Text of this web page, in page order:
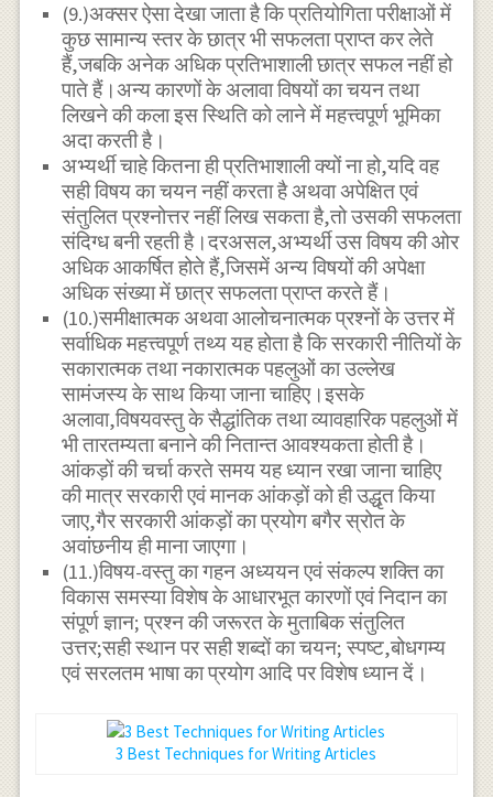
(9.)अक्सर ऐसा देखा जाता है कि प्रतियोगिता परीक्षाओं में
कुछ सामान्य स्तर के छात्र भी सफलता प्राप्त कर लेते
हैं,जबकि अनेक अधिक प्रतिभाशाली छात्र सफल नहीं हो
पाते हैं।अन्य कारणों के अलावा विषयों का चयन तथा
लिखने की कला इस स्थिति को लाने में महत्त्वपूर्ण भूमिका
अदा करती है।
अभ्यर्थी चाहे कितना ही प्रतिभाशाली क्यों ना हो,यदि वह
सही विषय का चयन नहीं करता है अथवा अपेक्षित एवं
संतुलित प्रश्नोत्तर नहीं लिख सकता है,तो उसकी सफलता
संदिग्ध बनी रहती है।दरअसल,अभ्यर्थी उस विषय की ओर
अधिक आकर्षित होते हैं,जिसमें अन्य विषयों की अपेक्षा
अधिक संख्या में छात्र सफलता प्राप्त करते हैं।
(10.)समीक्षात्मक अथवा आलोचनात्मक प्रश्नों के उत्तर में
सर्वाधिक महत्त्वपूर्ण तथ्य यह होता है कि सरकारी नीतियों के
सकारात्मक तथा नकारात्मक पहलुओं का उल्लेख
सामंजस्य के साथ किया जाना चाहिए।इसके
अलावा,विषयवस्तु के सैद्धांतिक तथा व्यावहारिक पहलुओं में
भी तारतम्यता बनाने की नितान्त आवश्यकता होती है।
आंकड़ों की चर्चा करते समय यह ध्यान रखा जाना चाहिए
की मात्र सरकारी एवं मानक आंकड़ों को ही उद्धृत किया
जाए,गैर सरकारी आंकड़ों का प्रयोग बगैर स्रोत के
अवांछनीय ही माना जाएगा।
(11.)विषय-वस्तु का गहन अध्ययन एवं संकल्प शक्ति का
विकास समस्या विशेष के आधारभूत कारणों एवं निदान का
संपूर्ण ज्ञान; प्रश्न की जरूरत के मुताबिक संतुलित
उत्तर;सही स्थान पर सही शब्दों का चयन; स्पष्ट,बोधगम्य
एवं सरलतम भाषा का प्रयोग आदि पर विशेष ध्यान दें।
3 Best Techniques for Writing Articles